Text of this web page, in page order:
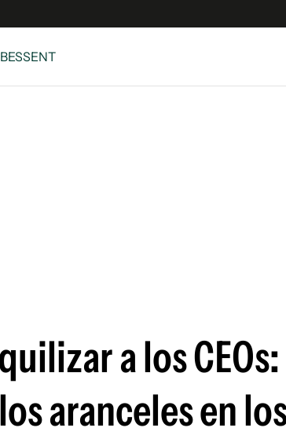
a los CEOs:
aranceles en